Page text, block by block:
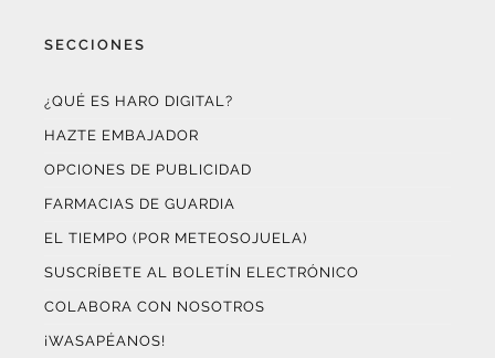
SECCIONES
¿QUÉ ES HARO DIGITAL?
HAZTE EMBAJADOR
OPCIONES DE PUBLICIDAD
FARMACIAS DE GUARDIA
EL TIEMPO (POR METEOSOJUELA)
SUSCRÍBETE AL BOLETÍN ELECTRÓNICO
COLABORA CON NOSOTROS
¡WASAPÉANOS!